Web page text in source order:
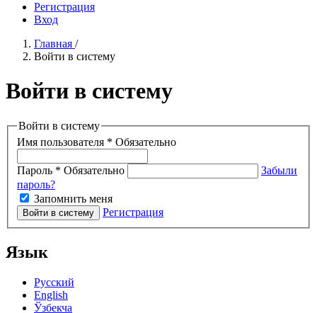
Регистрация
Вход
Главная /
Войти в систему
Войти в систему
Войти в систему
Имя пользователя * Обязательно
Пароль * Обязательно
Забыли
пароль?
Запомнить меня
Войти в систему Регистрация
Язык
Русский
English
Ўзбекча